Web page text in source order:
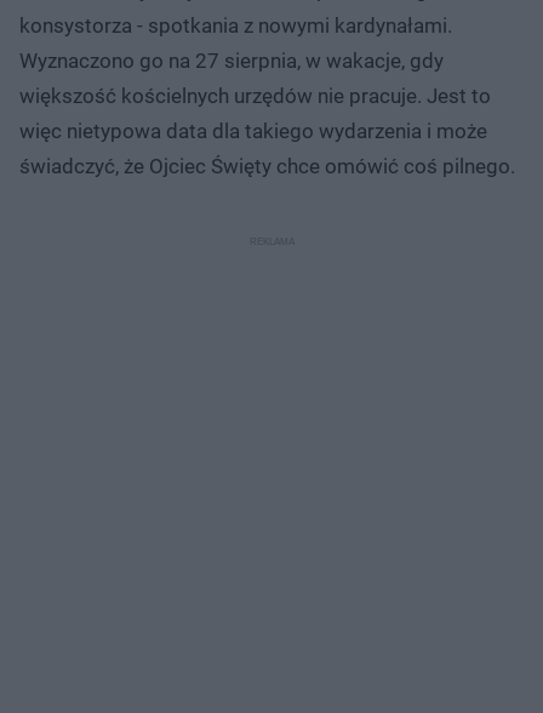
konsystorza - spotkania z nowymi kardynałami.
Wyznaczono go na 27 sierpnia, w wakacje, gdy
większość kościelnych urzędów nie pracuje. Jest to
więc nietypowa data dla takiego wydarzenia i może
świadczyć, że Ojciec Święty chce omówić coś pilnego.